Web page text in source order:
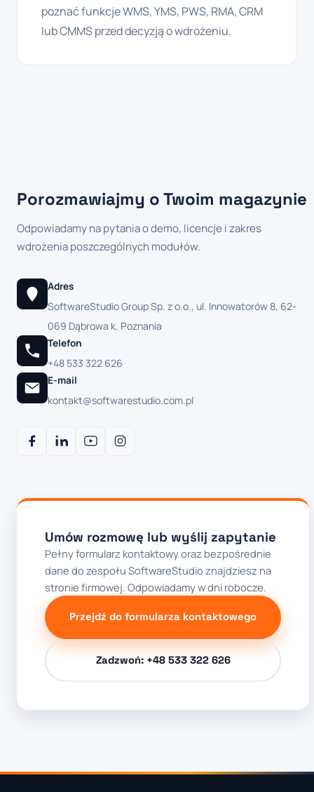
poznać funkcje WMS, YMS, PWS, RMA, CRM
lub CMMS przed decyzją o wdrożeniu.
Porozmawiajmy o Twoim magazynie
Odpowiadamy na pytania o demo, licencje i zakres
wdrożenia poszczególnych modułów.
Adres
SoftwareStudio Group Sp. z o.o., ul. Innowatorów 8, 62-
069 Dąbrowa k. Poznania
Telefon
+48 533 322 626
E-mail
kontakt@softwarestudio.com.pl
Umów rozmowę lub wyślij zapytanie
Pełny formularz kontaktowy oraz bezpośrednie
dane do zespołu SoftwareStudio znajdziesz na
stronie firmowej. Odpowiadamy w dni robocze.
Przejdź do formularza kontaktowego
Zadzwoń: +48 533 322 626